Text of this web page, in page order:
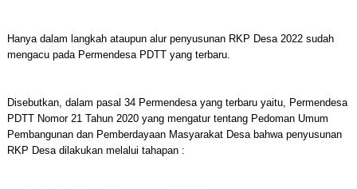
Hanya dalam langkah ataupun alur penyusunan RKP Desa 2022 sudah
mengacu pada Permendesa PDTT yang terbaru.
Disebutkan, dalam pasal 34 Permendesa yang terbaru yaitu, Permendesa
PDTT Nomor 21 Tahun 2020 yang mengatur tentang Pedoman Umum
Pembangunan dan Pemberdayaan Masyarakat Desa bahwa penyusunan
RKP Desa dilakukan melalui tahapan :